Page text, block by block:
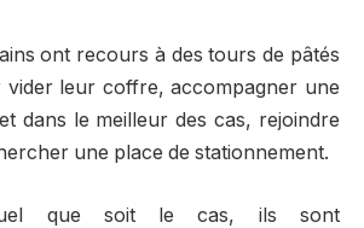
ont recours à des tours de pâtés
vider leur coffre, accompagner une
dans le meilleur des cas, rejoindre
une place de stationnement.
que soit le cas, ils sont